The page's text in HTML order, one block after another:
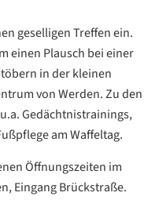
geselligen Treffen ein.
einen Plausch bei einer
in der kleinen
von Werden. Zu den
Gedächtnistrainings,
am Waffeltag.
Öffnungszeiten im
Eingang Brückstraße.